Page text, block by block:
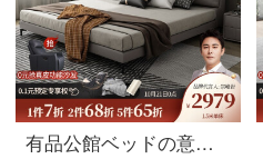
有品公館ベッドの意味式の軽い贅沢な真皮のベッドがあります。現代の結婚ベッド1.8メートルの皮のベッド北欧のダブルベッドの皮の芸術ベッド（頭の層の牛革）のシングルベッド+ラテックスのマットレス+マットレスの1.8メートルの高さの箱のタイプです。